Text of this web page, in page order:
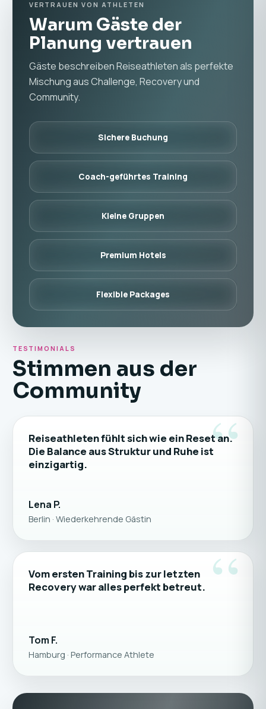
VERTRAUEN VON ATHLETEN
Warum Gäste der
Planung vertrauen
Gäste beschreiben Reiseathleten als perfekte
Mischung aus Challenge, Recovery und
Community.
Sichere Buchung
Coach-geführtes Training
Kleine Gruppen
Premium Hotels
Flexible Packages
TESTIMONIALS
Stimmen aus der
Community
“
Reiseathleten fühlt sich wie ein Reset an.
Die Balance aus Struktur und Ruhe ist
einzigartig.
Lena P.
Berlin · Wiederkehrende Gästin
“
Vom ersten Training bis zur letzten
Recovery war alles perfekt betreut.
Tom F.
Hamburg · Performance Athlete